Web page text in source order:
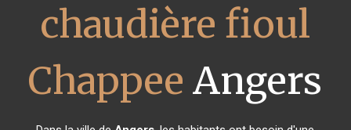
chaudière fioul
Chappee Angers